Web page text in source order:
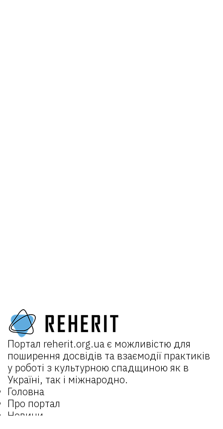
Портал reherit.org.uaє можливістю для
поширення досвідів та взаємодії практиків
у роботі з культурною спадщиною як в
Україні, так і міжнародно.
Головна
Про портал
Новини